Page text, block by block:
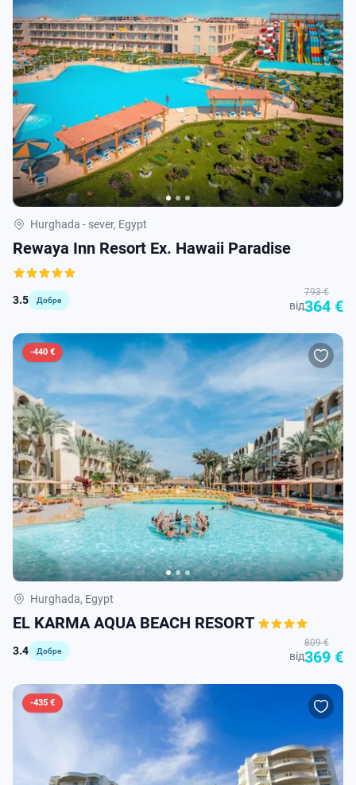
Hurghada - sever, Egypt
Rewaya Inn Resort Ex. Hawaii Paradise
3.5 Добре від
793 €
364 €
-440 €
Hurghada, Egypt
EL KARMA AQUA BEACH RESORT
3.4 Добре від
809 €
369 €
-435 €